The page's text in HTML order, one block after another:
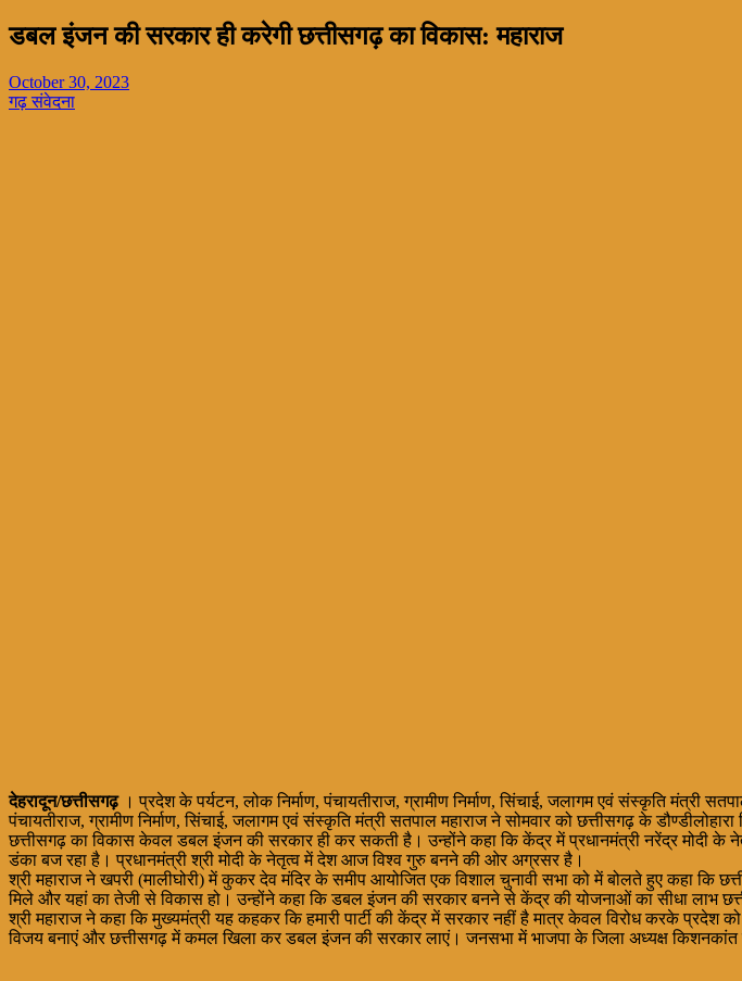
डबल इंजन की सरकार ही करेगी छत्तीसगढ़ का विकास: महाराज
October 30, 2023
गढ़ संवेदना
देहरादून/छत्तीसगढ़। प्रदेश के पर्यटन, लोक निर्माण, पंचायतीराज, ग्रामीण निर्माण, सिंचाई, जलागम एवं संस्कृति मंत्री
पंचायतीराज, ग्रामीण निर्माण, सिंचाई, जलागम एवं संस्कृति मंत्री सतपाल महाराज ने सोमवार को छत्तीसगढ़ के
छत्तीसगढ़ का विकास केवल डबल इंजन की सरकार ही कर सकती है। उन्होंने कहा कि केंद्र में प्रधानमंत्री नरेंद्र मोदी के
डंका बज रहा है। प्रधानमंत्री श्री मोदी के नेतृत्व में देश आज विश्व गुरु बनने की ओर अग्रसर है।
श्री महाराज ने खपरी (मालीघोरी) में कुकर देव मंदिर के समीप आयोजित एक विशाल चुनावी सभा को में बोलते हुए कहा कि
मिले और यहां का तेजी से विकास हो। उन्होंने कहा कि डबल इंजन की सरकार बनने से केंद्र की योजनाओं का सीधा लाभ
श्री महाराज ने कहा कि मुख्यमंत्री यह कहकर कि हमारी पार्टी की केंद्र में सरकार नहीं है मात्र केवल विरोध करके
विजय बनाएं और छत्तीसगढ़ में कमल खिला कर डबल इंजन की सरकार लाएं। जनसभा में भाजपा के जिला अध्यक्ष किशनकांत